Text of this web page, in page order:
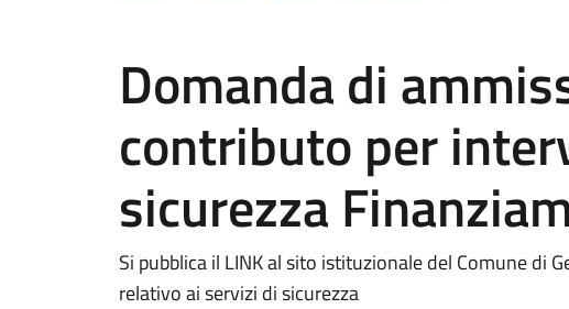
Domanda di
contributo per
sicurezza
Si pubblica il LINK al sito istituzionale del Comune di
relativo ai servizi di sicurezza